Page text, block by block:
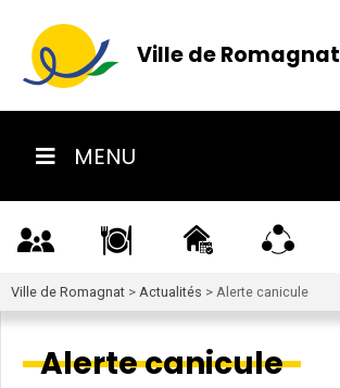
Ville de Romagnat
MENU
Ville de Romagnat > Actualités > Alerte canicule
Alerte canicule